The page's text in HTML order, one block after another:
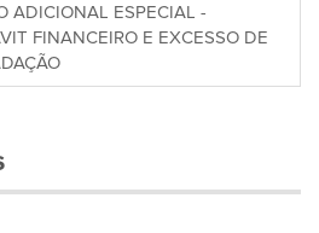
ADICIONAL ESPECIAL -
FINANCEIRO E EXCESSO DE